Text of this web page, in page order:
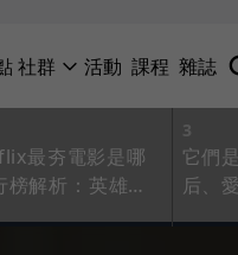
社群 活動 課程 雜誌
最夯電影是哪
解析：英雄動
3
它們
后、